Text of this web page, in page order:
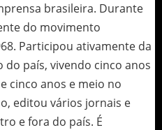
brasileira. Durante
do movimento
Participou ativamente da
país, vivendo cinco anos
cinco anos e meio no
editou vários jornais e
e fora do país. É